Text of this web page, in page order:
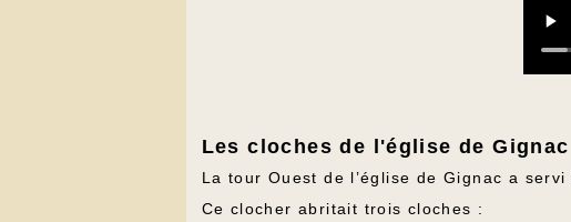
Les cloches de l'église de Gignac
La tour Ouest de l’église de Gignac a
Ce clocher abritait trois cloches :